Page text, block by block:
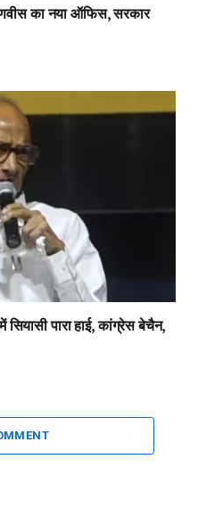
का नया ऑफिस, सरकार
पारा हाई, कांग्रेस बेचैन,